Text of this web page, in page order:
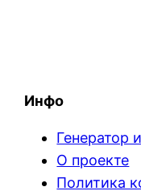
Инфо
Генератор
О проекте
Политика